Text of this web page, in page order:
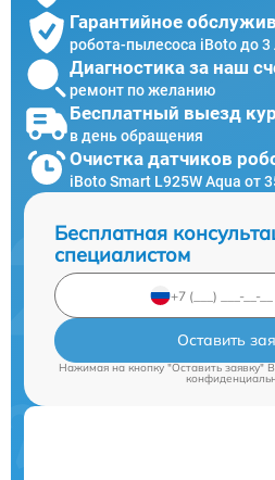
Гарантийное
робота-пылесоса iBoto до 3
Диагностика за наш
ремонт по желанию
Бесплатный выезд
в день обращения
Очистка датчиков
iBoto Smart L925W Aqua от
Бесплатная
специалистом
Оставить
Нажимая на кнопку "Оставить заявку"